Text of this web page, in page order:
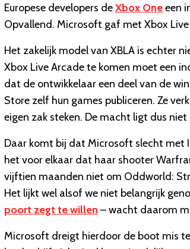
Europese developers deXbox Oneeen
Opvallend. Microsoft gaf met Xbox
Het zakelijk model van XBLA is echter
Xbox Live Arcade te komen moet een
dat de ontwikkelaar een deel van de
Store zelf hun games publiceren. Ze
eigen zak steken. De macht ligt dus
Daar komt bij dat Microsoft slecht met
het voor elkaar dat haar shooter
vijftien maanden niet om Oddworld:
Het lijkt wel alsof we niet belangrijk
poort zegt te willen – wacht daarom
Microsoft dreigt hierdoor de boot mis